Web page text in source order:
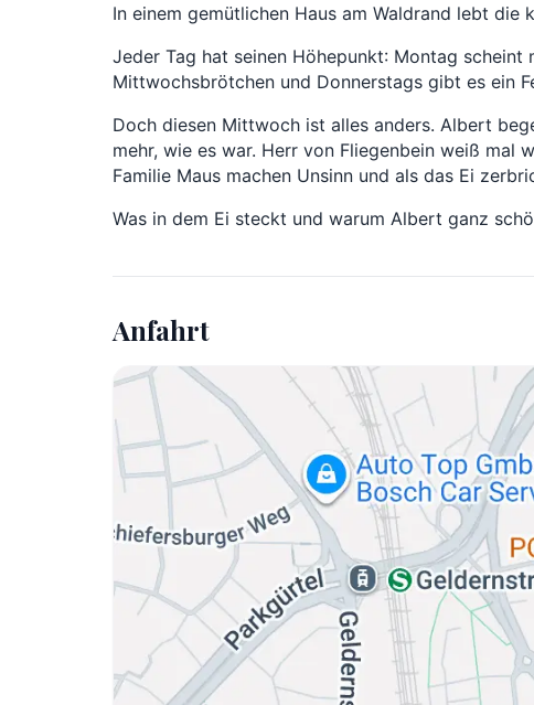
In einem gemütlichen Haus am Waldrand lebt
Jeder Tag hat seinen Höhepunkt: Montag
Mittwochsbrötchen und Donnerstags gibt es ein
Doch diesen Mittwoch ist alles anders. Albert
mehr, wie es war. Herr von Fliegenbein weiß mal
Familie Maus machen Unsinn und als das Ei
Was in dem Ei steckt und warum Albert ganz
Anfahrt